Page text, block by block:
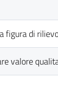
figura di
valore